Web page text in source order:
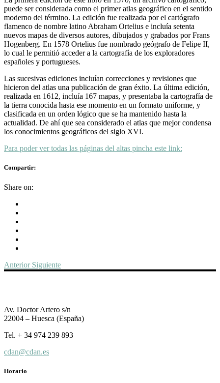
puede ser considerada como el primer atlas geográfico en el sentido
moderno del término. La edición fue realizada por el cartógrafo
flamenco de nombre latino Abraham Ortelius e incluía setenta
nuevos mapas de diversos autores, dibujados y grabados por Frans
Hogenberg. En 1578 Ortelius fue nombrado geógrafo de Felipe II,
lo cual le permitió acceder a la cartografía de los exploradores
españoles y portugueses.
Las sucesivas ediciones incluían correcciones y revisiones que
hicieron del atlas una publicación de gran éxito. La última edición,
realizada en 1612, incluía 167 mapas, y presentaba la cartografía de
la tierra conocida hasta ese momento en un formato uniforme, y
clasificada en un orden lógico que se ha mantenido hasta la
actualidad. De ahí que sea considerado el atlas que mejor condensa
los conocimientos geográficos del siglo XVI.
Para poder ver todas las páginas del altas pincha este link:
Compartir:
Share on:
Anterior Siguiente
Av. Doctor Artero s/n
22004 – Huesca (España)
Tel. + 34 974 239 893
cdan@cdan.es
Horario